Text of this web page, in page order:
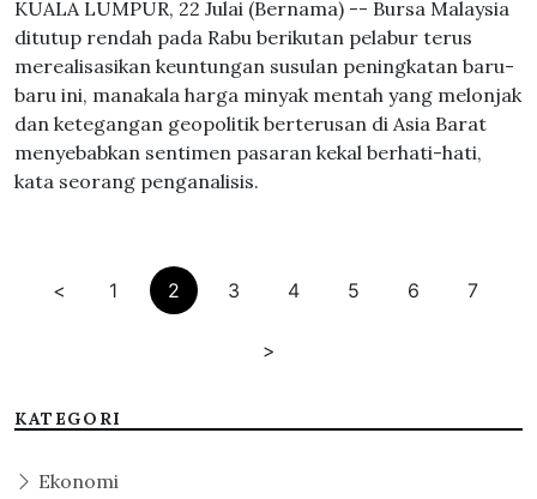
KUALA LUMPUR, 22 Julai (Bernama) -- Bursa Malaysia
ditutup rendah pada Rabu berikutan pelabur terus
merealisasikan keuntungan susulan peningkatan baru-
baru ini, manakala harga minyak mentah yang melonjak
dan ketegangan geopolitik berterusan di Asia Barat
menyebabkan sentimen pasaran kekal berhati-hati,
kata seorang penganalisis.
< 1 2 3 4 5 6 7
>
KATEGORI
Ekonomi